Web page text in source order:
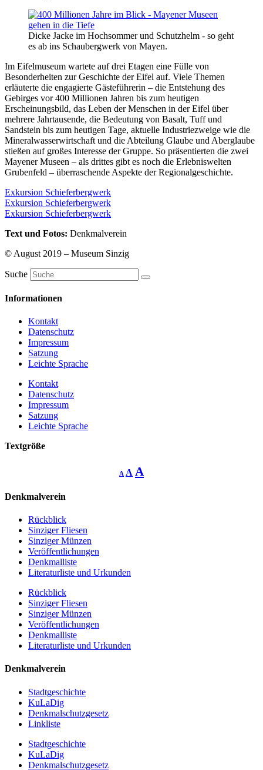
Dicke Jacke im Hochsommer und Schutzhelm - so geht
es ab ins Schaubergwerk von Mayen.
Im Eifelmuseum wartete auf drei Etagen eine Fülle von
Besonderheiten zur Geschichte der Eifel auf. Viele Themen
erläuterte die engagierte Gästeführerin – die Entstehung des
Gebirges vor 400 Millionen Jahren bis zum heutigen
Erscheinungsbild, das Leben der Menschen in der Eifel über
mehrere Jahrtausende, die Bedeutung von Basalt, Tuff und
Sandstein bis zum heutigen Tage, aktuelle Industriezweige wie die
Mineralwasserwirtschaft und die Abteilung Glaube und Aberglaube
stießen auf großes Interesse der Gruppe. So präsentierten die zwei
Mayener Museen – als drittes gibt es noch die Erlebniswelten
Grubenfeld – überraschende Aspekte der Regionalgeschichte.
Exkursion Schieferbergwerk
Exkursion Schieferbergwerk
Exkursion Schieferbergwerk
Text und Fotos: Denkmalverein
© August 2019 – Museum Sinzig
Suche
Informationen
Kontakt
Datenschutz
Impressum
Satzung
Leichte Sprache
Kontakt
Datenschutz
Impressum
Satzung
Leichte Sprache
Textgröße
A
Decrease
font
A Reset
font
A
Denkmalverein
Rückblick
Sinziger Fliesen
Sinziger Münzen
Veröffentlichungen
Denkmalliste
Literaturliste und Urkunden
Rückblick
Sinziger Fliesen
Sinziger Münzen
Veröffentlichungen
Denkmalliste
Literaturliste und Urkunden
Denkmalverein
Stadtgeschichte
KuLaDig
Denkmalschutzgesetz
Linkliste
Stadtgeschichte
KuLaDig
Denkmalschutzgesetz